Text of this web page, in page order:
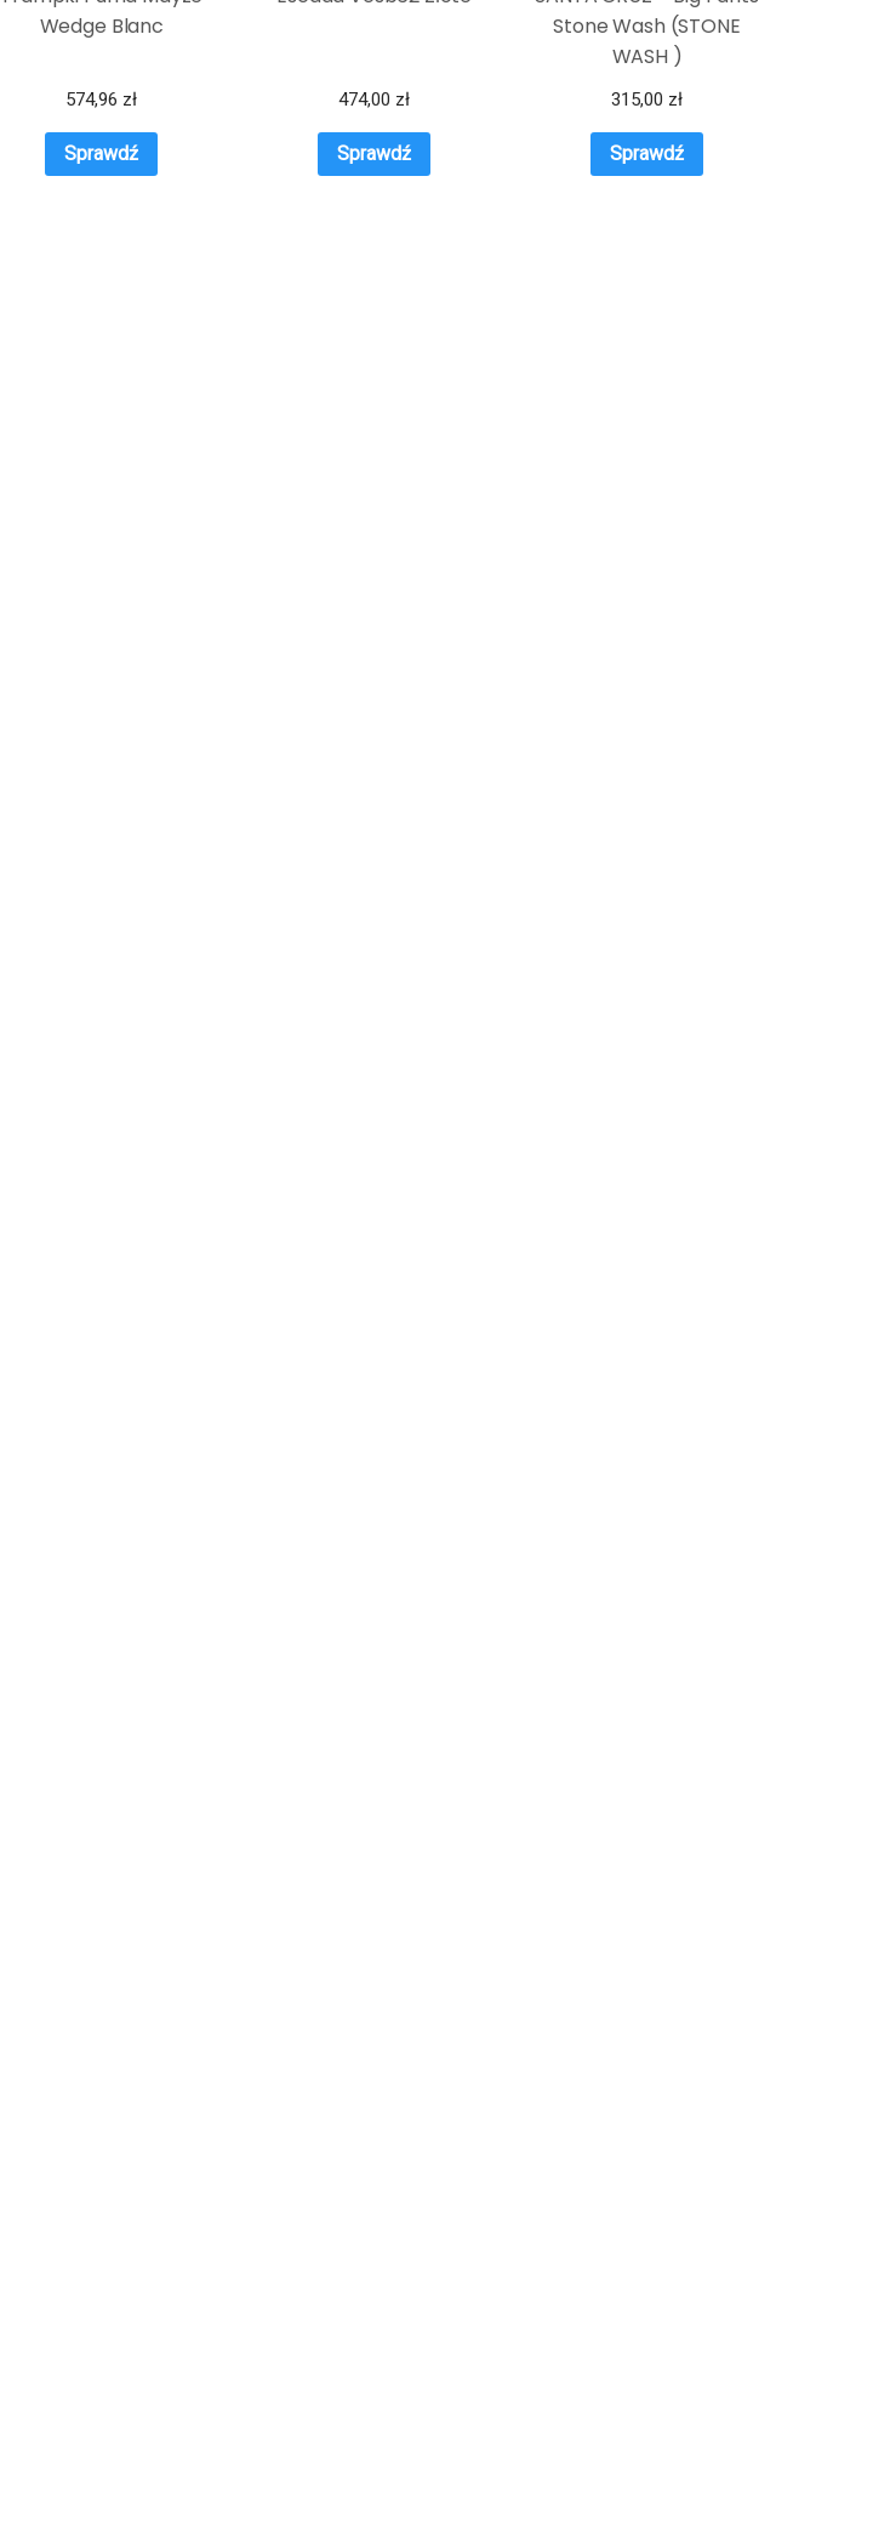
Wedge Blanc
574,96 zł
Sprawdź
474,00 zł
Sprawdź
Stone Wash (STONE
WASH )
315,00 zł
Sprawdź